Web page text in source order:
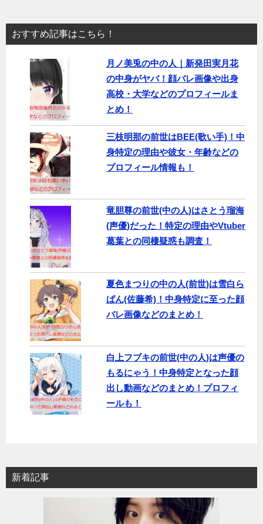
おすすめ記事はこちら！
月ノ美兎の中の人｜新発田実月花
の中身がヤバ！顔バレ画像や出身
高校・大学などのプロフィールま
とめ！
三枝明那の前世はBEE(歌い手)！中
身特定の理由や彼女・年齢などの
プロフィール情報も！
竜胆尊の前世(中の人)はさとう瑠海
(声優)だった！特定の理由やVtuber
葛葉との同棲疑惑も調査！
夏色まつりの中の人(前世)は雪白ら
ぱん(佐藤希)！中身特定に至った顔
バレ画像などのまとめ！
白上フブキの前世(中の人)は声優の
もるにゃう！中身特定となった顔
出し動画などのまとめ！プロフィ
ールも！
新着記事